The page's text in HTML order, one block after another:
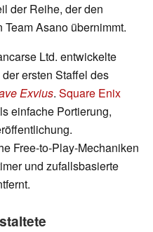
der Reihe, der den
Asano übernimmt.
Ltd. entwickelte
ersten Staffel des
Exvius. Square Enix
einfache Portierung,
Free-to-Play-Mechaniken
und zufallsbasierte